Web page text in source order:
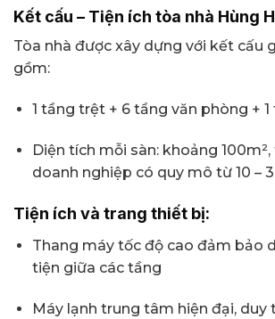
Kết cấu – Tiện ích tòa nhà Hùng
Tòa nhà được xây dựng với kết cấu
gồm:
1 tầng trệt + 6 tầng văn phòng +
Diện tích mỗi sàn: khoảng
doanh nghiệp có quy mô từ 10 –
Tiện ích và trang thiết bị:
Thang máy tốc độ cao đảm bảo
tiện giữa các tầng
Máy lạnh trung tâm hiện đại, duy